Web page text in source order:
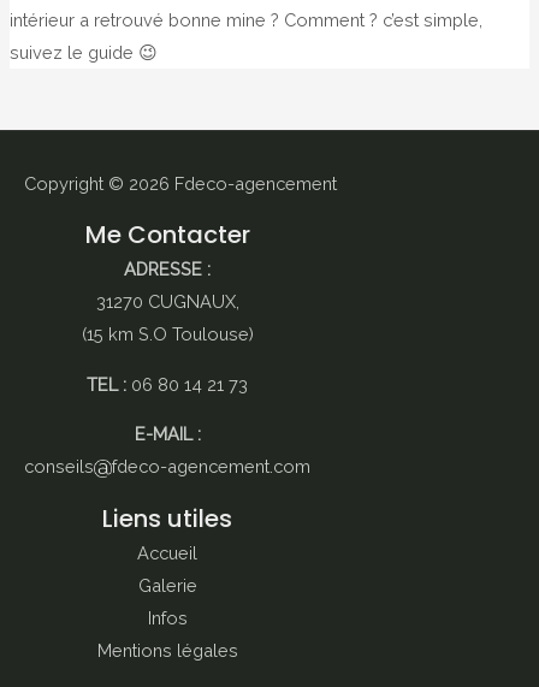
intérieur a retrouvé bonne mine ? Comment ? c’est simple,
suivez le guide 😉
Copyright © 2026 Fdeco-agencement
Me Contacter
ADRESSE :
31270 CUGNAUX,
(15 km S.O Toulouse)
TEL : 06 80 14 21 73
E-MAIL :
conseils
fdeco-agencement.com
Liens utiles
Accueil
Galerie
Infos
Mentions légales